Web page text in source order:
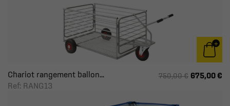
Chariot rangement ballon...
Ref: RANG13
750,00 € 675,00 €